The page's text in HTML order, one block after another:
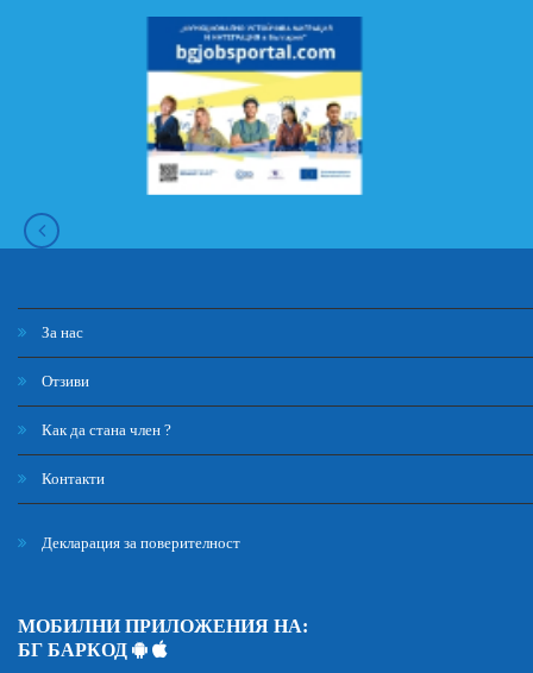
За нас
Отзиви
Как да стана член ?
Контакти
Декларация за поверителност
МОБИЛНИ ПРИЛОЖЕНИЯ НА:
БГ БАРКОД